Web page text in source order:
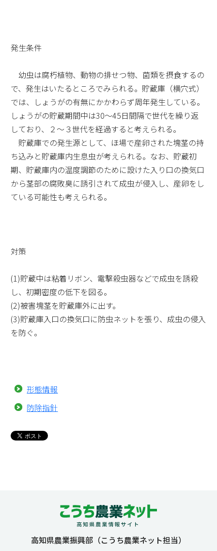
発生条件
幼虫は腐朽植物、動物の排せつ物、菌類を摂食するの
で、発生はいたるところでみられる。貯蔵庫（横穴式）
では、しょうがの有無にかかわらず周年発生している。
しょうがの貯蔵期間中は30～45日間隔で世代を繰り返
しており、２～３世代を経過すると考えられる。
貯蔵庫での発生源として、ほ場で産卵された塊茎の持
ち込みと貯蔵庫内生息虫が考えられる。なお、貯蔵初
期、貯蔵庫内の温度調節のために設けた入り口の換気口
から茎部の腐敗臭に誘引されて成虫が侵入し、産卵をし
ている可能性も考えられる。
対策
(1)貯蔵中は粘着リボン、電撃殺虫器などで成虫を誘殺
し、初期密度の低下を図る。
(2)被害塊茎を貯蔵庫外に出す。
(3)貯蔵庫入口の換気口に防虫ネットを張り、成虫の侵入
を防ぐ。
形態情報
防除指針
高知県農業振興部（こうち農業ネット担当）